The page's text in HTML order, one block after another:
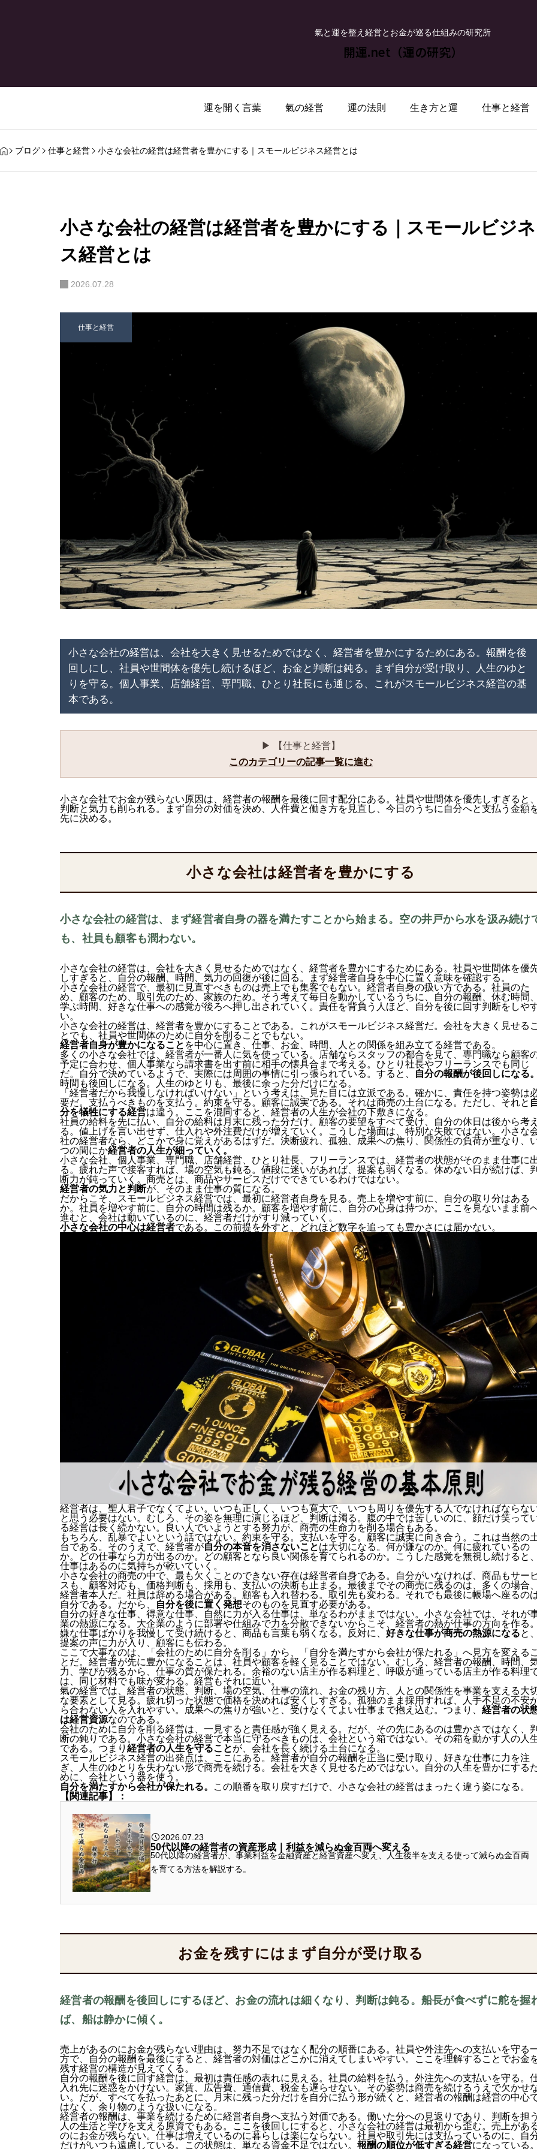
氣と運を整え経営とお金が巡る仕組みの研究所
開運.net（運の研究）
運を開く言葉 氣の経営 運の法則 生き方と運 仕事と経営
ブログ 仕事と経営 小さな会社の経営は経営者を豊かにする｜スモールビジネス経営とは
小さな会社の経営は経営者を豊かにする｜スモールビジネ
ス経営とは
2026.07.28
仕事と経営
小さな会社の経営は、会社を大きく見せるためではなく、経営者を豊かにするためにある。報酬を後
回しにし、社員や世間体を優先し続けるほど、お金と判断は鈍る。まず自分が受け取り、人生のゆと
りを守る。個人事業、店舗経営、専門職、ひとり社長にも通じる、これがスモールビジネス経営の基
本である。
▶ 【仕事と経営】
このカテゴリーの記事一覧に進む
小さな会社でお金が残らない原因は、経営者の報酬を最後に回す配分にある。社員や世間体を優先しすぎると
判断と気力も削られる。まず自分の対価を決め、人件費と働き方を見直し、今日のうちに自分へと支払う金額
先に決める。
小さな会社は経営者を豊かにする
小さな会社の経営は、まず経営者自身の器を満たすことから始まる。空の井戸から水を汲み続け
も、社員も顧客も潤わない。
小さな会社の経営は、会社を大きく見せるためではなく、経営者を豊かにするためにある。社員や世間体を優
しすぎると、自分の報酬、時間、気力の回復が後に回る。まず経営者自身を中心に置く意味を確認する。
小さな会社の経営で、最初に見直すべきものは売上でも集客でもない。経営者自身の扱い方である。社員のた
め、顧客のため、取引先のため、家族のため。そう考えて毎日を動かしているうちに、自分の報酬、休む時間
学ぶ時間、好きな仕事への感覚が後ろへ押し出されていく。責任を背負う人ほど、自分を後に回す判断をしや
い。
小さな会社の経営は、経営者を豊かにすることである。これがスモールビジネス経営だ。会社を大きく見せる
とでも、社員や世間体のために自分を削ることでもない。
経営者自身が豊かになること を中心に置き、仕事、お金、時間、人との関係を組み立てる経営である。
多くの小さな会社では、経営者が一番人に気を使っている。店舗ならスタッフの都合を見て、専門職なら顧客
予定に合わせ、個人事業なら請求書を出す前に相手の懐具合まで考える。ひとり社長やフリーランスでも同じ
だ。自分で決めているようで、実際には周囲の事情に引っ張られている。すると、
自分の報酬が後回しになる
時間も後回しになる。人生のゆとりも、最後に余った分だけになる。
「経営者だから我慢しなければいけない」という考えは、見た目には立派である。確かに、責任を持つ姿勢は
要だ。支払うべきものを支払う。約束を守る。顧客に誠実である。それは商売の土台になる。ただし、それと
分を犠牲にする経営は違う。ここを混同すると、経営者の人生が会社の下敷きになる。
社員の給料を先に払い、自分の給料は月末に残った分だけ。顧客の要望をすべて受け、自分の休日は後から考
る。値上げを言い出せず、仕入れや外注費だけが増えていく。こうした場面は、特別な失敗ではない。小さな
社の経営者なら、どこかで身に覚えがあるはずだ。決断疲れ、孤独、成果への焦り、関係性の負荷が重なり、
つの間にか経営者の人生が細っていく。
小さな会社、個人事業、専門職、店舗経営、ひとり社長、フリーランスでは、経営者の状態がそのまま仕事に
る。疲れた声で接客すれば、場の空気も鈍る。値段に迷いがあれば、提案も弱くなる。休めない日が続けば、
断力が鈍っていく。商売とは、商品やサービスだけでできているわけではない。
経営者の気力と判断が、そのまま仕事の質になる。
だからこそ、スモールビジネス経営では、最初に経営者自身を見る。売上を増やす前に、自分の取り分はある
か。社員を増やす前に、自分の時間は残るか。顧客を増やす前に、自分の心身は持つか。ここを見ないまま前
進むと、会社は動いているのに、経営者だけがすり減っていく。
小さな会社の中心は経営者である。この前提を外すと、どれほど数字を追っても豊かさには届かない。
経営者は、聖人君子でなくてよい。いつも正しく、いつも寛大で、いつも周りを優先する人でなければならな
と思う必要はない。むしろ、その姿を無理に演じるほど、判断は濁る。腹の中では苦しいのに、顔だけ笑って
る経営は長く続かない。良い人でいようとする努力が、商売の生命力を削る場合もある。
もちろん、乱暴でよいという話ではない。約束を守る。支払いを守る。顧客に誠実に向き合う。これは当然の
台である。そのうえで、経営者が自分の本音を消さないことは大切になる。何が嫌なのか。何に疲れているの
か。どの仕事なら力が出るのか。どの顧客となら良い関係を育てられるのか。こうした感覚を無視し続けると
仕事はあるのに気持ちが乾いていく。
小さな会社の商売の中で、最も欠くことのできない存在は経営者自身である。自分がいなければ、商品もサー
スも、顧客対応も、価格判断も、採用も、支払いの決断も止まる。最後までその商売に残るのは、多くの場合
経営者本人だ。社員は辞める場合がある。顧客も入れ替わる。取引先も変わる。それでも最後に帳場へ座るの
自分である。だから、
自分を後に置く発想そのものを見直す必要がある。
自分の好きな仕事、得意な仕事、自然に力が入る仕事は、単なるわがままではない。小さな会社では、それが
業の熱源になる。大企業のように部署や仕組みで力を分散できないからこそ、経営者の熱が仕事の方向を作る
嫌な仕事ばかりを我慢して受け続けると、商品も言葉も弱くなる。反対に、 好きな仕事が商売の熱源になると
提案の声に力が入り、顧客にも伝わる。
ここで大事なのは、「会社のために自分を削る」から、「自分を満たすから会社が保たれる」へ見方を変える
とだ。経営者が先に豊かになることは、社員や顧客を軽く見ることではない。むしろ、経営者の報酬、時間、
力、学びが残るから、仕事の質が保たれる。余裕のない店主が作る料理と、呼吸が通っている店主が作る料理
は、同じ材料でも味が変わる。経営もそれに近い。
氣の経営では、経営者の状態、判断、場の空気、仕事の流れ、お金の残り方、人との関係性を事業を支える大
な要素として見る。疲れ切った状態で価格を決めれば安くしすぎる。孤独のまま採用すれば、人手不足の不安
ら合わない人を入れやすい。成果への焦りが強いと、受けなくてよい仕事まで抱え込む。つまり、 経営者の状
は経営資源なのである。
会社のために自分を削る経営は、一見すると責任感が強く見える。だが、その先にあるのは豊かさではなく、
断の鈍りである。小さな会社の経営で本当に守るべきものは、会社という箱ではない。その箱を動かす人の人
である。つまり 経営者の人生を守ることが、会社を長く続ける土台になる。
スモールビジネス経営の出発点は、ここにある。経営者が自分の報酬を正当に受け取り、好きな仕事に力を注
ぎ、人生のゆとりを失わない形で商売を続ける。会社を大きく見せるためではない。自分の人生を豊かにする
めに、会社という器を使う。
自分を満たすから会社が保たれる。
この順番を取り戻すだけで、小さな会社の経営はまったく違う姿になる。
【関連記事】：
2026.07.23
50代以降の経営者の資産形成｜利益を減らぬ金百両へ変える
50代以降の経営者が、事業利益を金融資産と経営資産へ変え、人生後半を支える使って減らぬ金百両
を育てる方法を解説する。
お金を残すにはまず自分が受け取る
経営者の報酬を後回しにするほど、お金の流れは細くなり、判断は鈍る。船長が食べずに舵を握
ば、船は静かに傾く。
売上があるのにお金が残らない理由は、努力不足ではなく配分の順番にある。社員や外注先への支払いを守る
方で、自分の報酬を最後にすると、経営者の対価はどこかに消えてしまいやすい。ここを理解することでお金
残す経営の構造が見えてくる。
自分の報酬を後に回す経営は、最初は責任感の表れに見える。社員の給料を払う。外注先への支払いを守る。
入れ先に迷惑をかけない。家賃、広告費、通信費、税金も遅らせない。その姿勢は商売を続けるうえで欠かせ
い。だが、すべてを払ったあとに、月末に残った分だけを自分に払う形が続くと、経営者の報酬は経営の中心
はなく、余り物のような扱いになる。
経営者の報酬は、事業を続けるために経営者自身へ支払う対価である。働いた分への見返りであり、判断を担
人の生活と学びを支える原資でもある。ここを後回しにすると、小さな会社の経営は最初から歪む。売上があ
のにお金が残らない。仕事は増えているのに暮らしは楽にならない。社員や取引先には支払っているのに、自
だけがいつも遠慮している。この状態は、単なる資金不足ではない。 報酬の順位が低すぎる経営になっている